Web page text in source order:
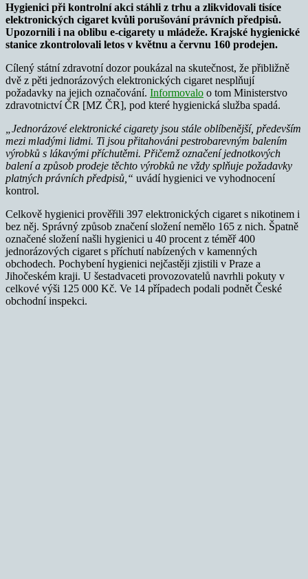
Hygienici při kontrolní akci stáhli z trhu a zlikvidovali tisíce
elektronických cigaret kvůli porušování právních předpisů.
Upozornili i na oblibu e-cigarety u mládeže. Krajské hygienické
stanice zkontrolovali letos v květnu a červnu 160 prodejen.
Cílený státní zdravotní dozor poukázal na skutečnost, že přibližně
dvě z pěti jednorázových elektronických cigaret nesplňují
požadavky na jejich označování. Informovalo o tom Ministerstvo
zdravotnictví ČR [MZ ČR], pod které hygienická služba spadá.
„Jednorázové elektronické cigarety jsou stále oblíbenější, především
mezi mladými lidmi. Ti jsou přitahováni pestrobarevným balením
výrobků s lákavými příchutěmi. Přičemž označení jednotkových
balení a způsob prodeje těchto výrobků ne vždy splňuje požadavky
platných právních předpisů,“ uvádí hygienici ve vyhodnocení
kontrol.
Celkově hygienici prověřili 397 elektronických cigaret s nikotinem i
bez něj. Správný způsob značení složení nemělo 165 z nich. Špatně
označené složení našli hygienici u 40 procent z téměř 400
jednorázových cigaret s příchutí nabízených v kamenných
obchodech. Pochybení hygienici nejčastěji zjistili v Praze a
Jihočeském kraji. U šestadvaceti provozovatelů navrhli pokuty v
celkové výši 125 000 Kč. Ve 14 případech podali podnět České
obchodní inspekci.